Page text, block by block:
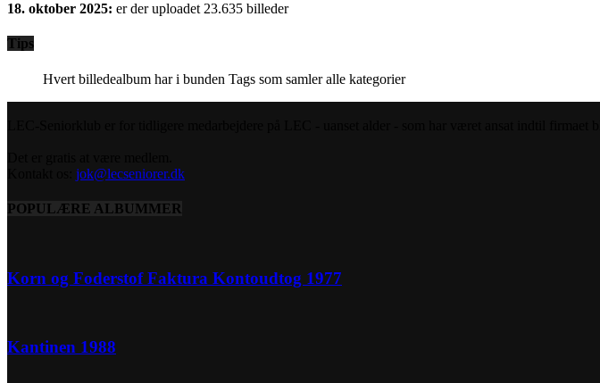
18. oktober 2025: er der uploadet 23.635 billeder
Tips
Hvert billedealbum har i bunden Tags som samler alle kategorier
jok@lecseniorer.dk
POPULÆRE ALBUMMER
Korn og Foderstof Faktura Kontoudtog 1977
Kantinen 1988